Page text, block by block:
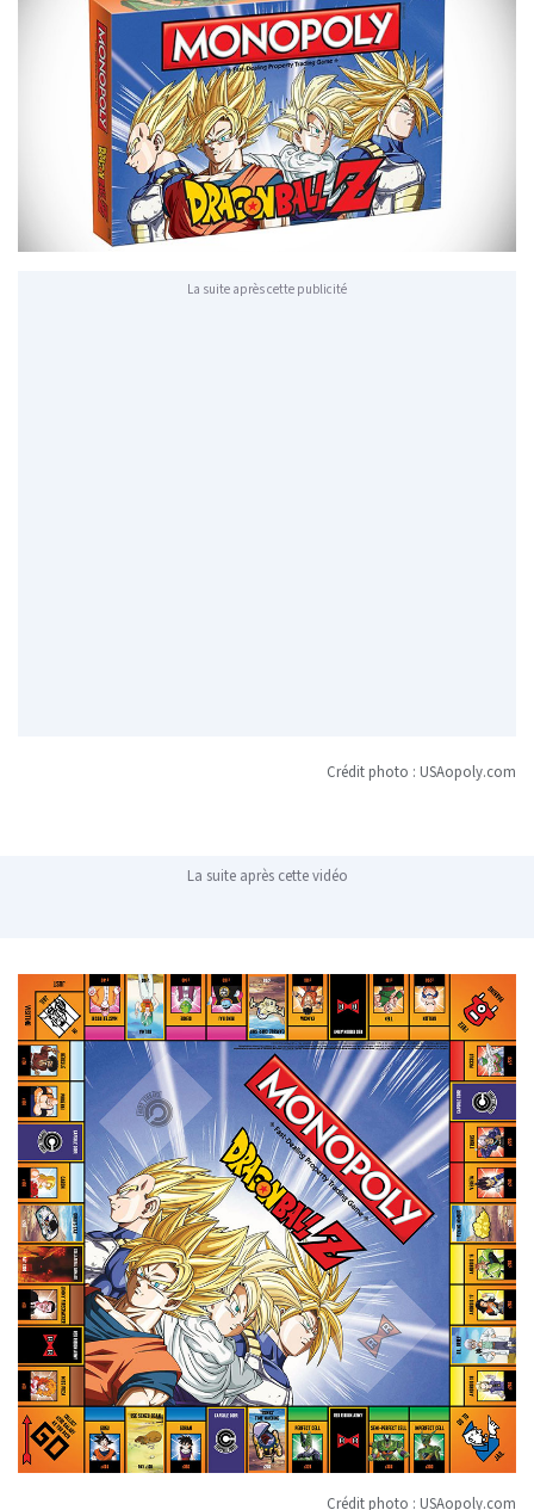
La suite après cette publicité
Crédit photo : USAopoly.com
La suite après cette vidéo
Crédit photo : USAopoly.com